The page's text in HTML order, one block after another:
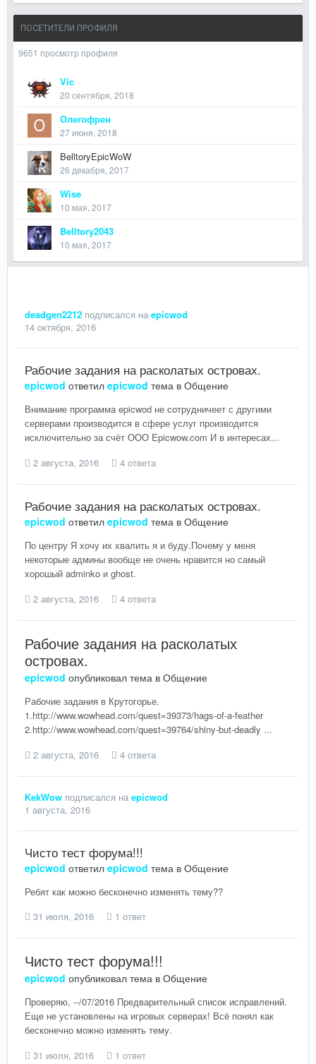
ПОСЕТИТЕЛИ ПРОФИЛЯ
9651 просмотр профиля
Vic
20 сентября, 2018
Олегофрен
27 июня, 2018
BelltoryEpicWoW
26 декабря, 2017
Wise
10 мая, 2017
Belltory2043
10 мая, 2017
deadgen2212 подписался на epicwod
14 октября, 2016
Рабочие задания на расколатых островах.
epicwod ответил epicwod тема в Общение
Внимание программа epicwod не сотрудничеет с другими
серверами производится в сфере услуг производится
исключительно за счёт ООО Epicwow.com И в интересах...
2 августа, 2016
4 ответа
Рабочие задания на расколатых островах.
epicwod ответил epicwod тема в Общение
По центру Я хочу их хвалить я и буду.Почему у меня
некоторые админы вообще не очень нравится но самый
хорошый adminko и ghost.
2 августа, 2016
4 ответа
Рабочие задания на расколатых
островах.
epicwod опубликовал тема в Общение
Рабочие задания в Крутогорье.
1.http://www.wowhead.com/quest=39373/hags-of-a-feather
2.http://www.wowhead.com/quest=39764/shiny-but-deadly ...
2 августа, 2016
4 ответа
KekWow подписался на epicwod
1 августа, 2016
Чисто тест форума!!!
epicwod ответил epicwod тема в Общение
Ребят как можно бесконечно изменять тему??
31 июля, 2016
1 ответ
Чисто тест форума!!!
epicwod опубликовал тема в Общение
Проверяю, --/07/2016 Предварительный список исправлений.
Еще не установлены на игровых серверах! Всё понял как
бесконечно можно изменять тему.
31 июля, 2016
1 ответ